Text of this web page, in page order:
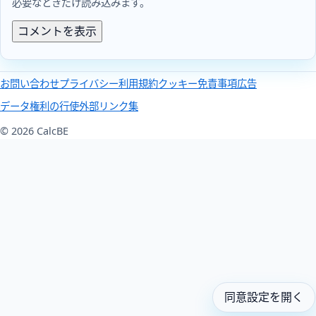
コメントを表示
お問い合わせプライバシー利用規約クッキー免責事項広告
データ権利の行使外部リンク集
© 2026 CalcBE
同意設定を開く